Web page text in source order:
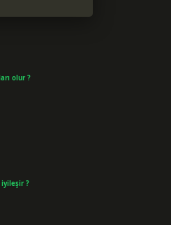
olur ?
iyileşir ?